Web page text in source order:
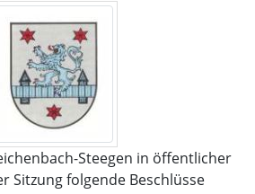
Steegen in öffentlicher
Sitzung folgende Beschlüsse